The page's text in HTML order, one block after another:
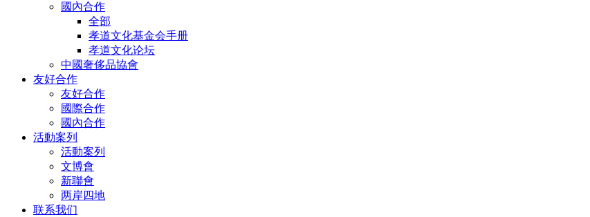
國內合作
全部
孝道文化基金会手册
孝道文化论坛
中國奢侈品協會
友好合作
友好合作
國際合作
國內合作
活動案列
活動案列
文博會
新聯會
两岸四地
联系我们